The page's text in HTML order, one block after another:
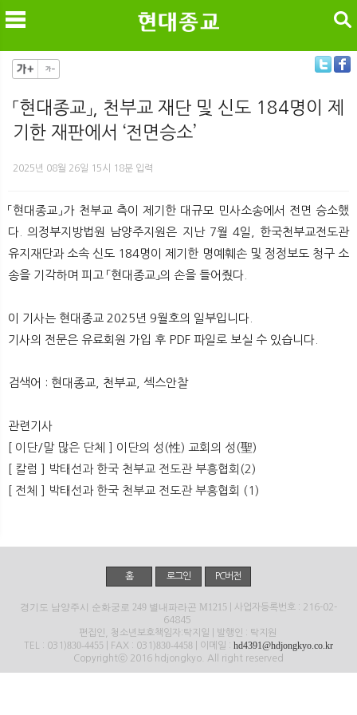
메
검색
「현대종교」, 천부교 재단 및 신도 184명이 제
기한 재판에서 ‘전면승소’
2025년 08월 26일 15시 18분 입력
「현대종교」가 천부교 측이 제기한 대규모 민사소송에서 전면 승소했
다. 의정부지방법원 남양주지원은 지난 7월 4일, 한국천부교전도관
유지재단과 소속 신도 184명이 제기한 명예훼손 및 정정보도 청구 소
송을 기각하며 피고 「현대종교」의 손을 들어줬다.
이 기사는 현대종교 2025년 9월호의 일부입니다.
기사의 전문은 유료회원 가입 후 PDF 파일로 보실 수 있습니다.
검색어 : 현대종교, 천부교, 섹스안찰
관련기사
[ 이단/말 많은 단체 ] 이단의 성(性) 교회의 성(聖)
[ 칼럼 ] 박태선과 한국 천부교 전도관 부흥협회(2)
[ 전체 ] 박태선과 한국 천부교 전도관 부흥협회 (1)
홈 로그인 PC버전
경기도 남양주시 순화궁로 249 별내파라곤 M1215 | 사업자등록번호 : 216-02-
64845
편집인, 청소년보호책임자:탁지일 | 발행인 : 탁지원
TEL : 031)830-4455 | FAX : 031)830-4458 | 이메일 : hd4391@hdjongkyo.co.kr
Copyrightⓒ 2016 hdjongkyo. All right reserved